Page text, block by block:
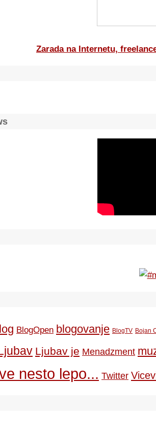
Zarada na Internetu,
BlogOpen blogovanje BlogTV Bojan
Ljubav je Menadzment
nesto lepo... Twitter